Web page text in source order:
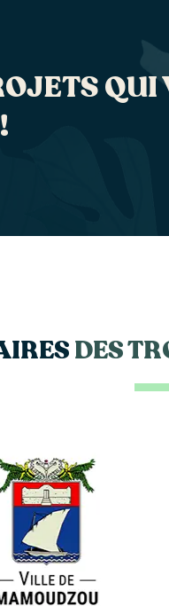
QUI
DES